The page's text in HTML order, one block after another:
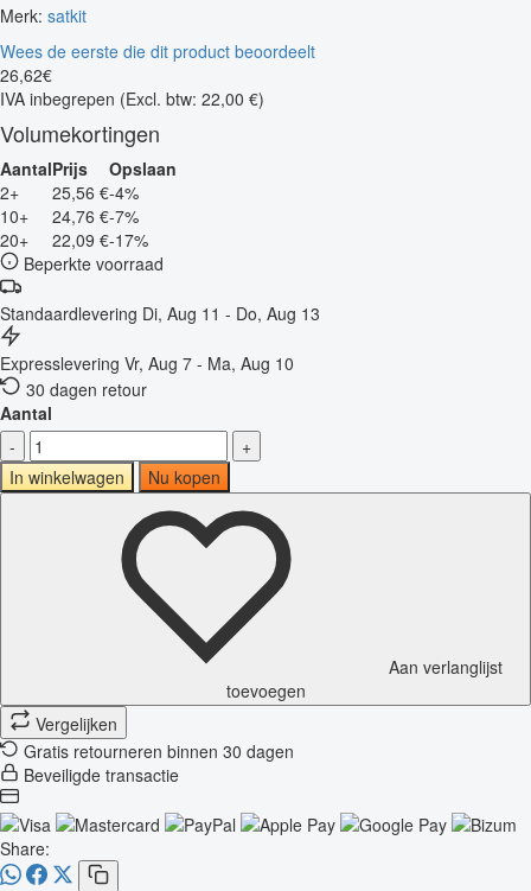
Merk: satkit
Wees de eerste die dit product beoordeelt
26,62€
IVA inbegrepen (Excl. btw: 22,00 €)
Volumekortingen
AantalPrijs
Opslaan
2+
25,56 €-4%
10+
24,76 €-7%
20+
22,09 €-17%
Beperkte voorraad
Standaardlevering Di, Aug 11 - Do, Aug 13
Expresslevering Vr, Aug 7 - Ma, Aug 10
30 dagen retour
Aantal
-
+
In winkelwagen
Nu kopen
Aan verlanglijst
toevoegen
Vergelijken
Gratis retourneren binnen 30 dagen
Beveiligde transactie
Share: